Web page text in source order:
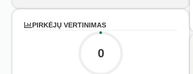
PIRKĖJŲ VERTINIMAS
0